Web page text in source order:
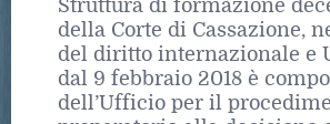
Struttura di formazione
della Corte di Cassazione,
del diritto internazionale e
dal 9 febbraio 2018 è
dell’Ufficio per il